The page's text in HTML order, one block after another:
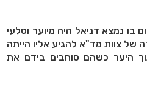
נמצא דניאל היה מיוער וסלעי
של צוות מד"א להגיע אליו הייתה
דקות בתוך היער כשהם סוחבים בידם את